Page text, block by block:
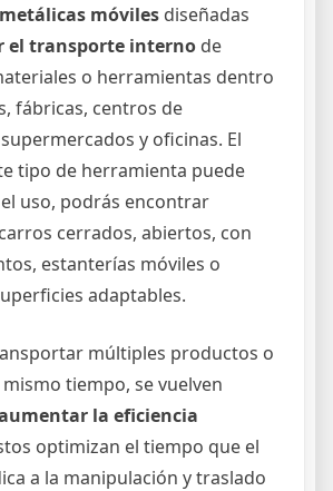
móviles diseñadas
el transporte interno de
o herramientas dentro
fábricas, centros de
y oficinas. El
tipo de herramienta puede
uso, podrás encontrar
cerrados, abiertos, con
estanterías móviles o
adaptables.
múltiples productos o
tiempo, se vuelven
la eficiencia
optimizan el tiempo que el
a la manipulación y traslado